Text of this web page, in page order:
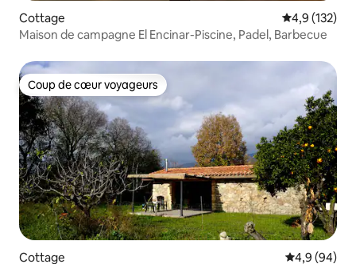
Cottage Évaluation
4,9 (132)
Maison de campagne El Encinar-Piscine, Padel, Barbecue
Coup de cœur voyageurs
Coup de cœur voyageurs
Cottage Évaluation
4,9 (94)